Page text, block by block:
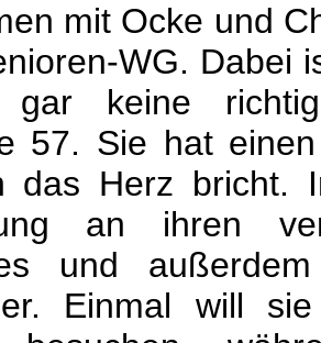
mit Ocke und
WG. Dabei
gar keine
57. Sie hat
das Herz bricht.
an ihren
und
Einmal will